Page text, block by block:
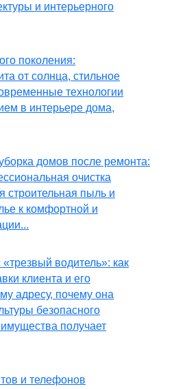
и интерьерного
поколения:
от солнца, стильное
технологии
в интерьере дома,
домов после ремонта:
очистка
строительная пыль и
к комфортной и
водитель»: как
клиента и его
адресу, почему она
безопасного
получает
и телефонов